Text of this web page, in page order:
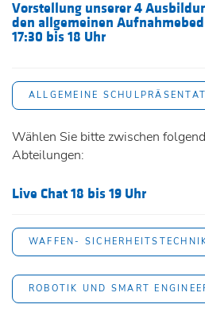
Vorstellung unserer 4
den allgemeinen
17:30 bis 18 Uhr
ALLGEMEINE
Wählen Sie bitte zwischen
Abteilungen:
Live Chat 18 bis 19 Uhr
WAFFEN-
ROBOTIK UND SMART